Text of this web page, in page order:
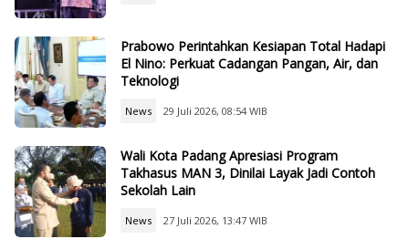
Prabowo Perintahkan Kesiapan Total Hadapi
El Nino: Perkuat Cadangan Pangan, Air, dan
Teknologi
News 29 Juli 2026, 08:54 WIB
Wali Kota Padang Apresiasi Program
Takhasus MAN 3, Dinilai Layak Jadi Contoh
Sekolah Lain
News 27 Juli 2026, 13:47 WIB